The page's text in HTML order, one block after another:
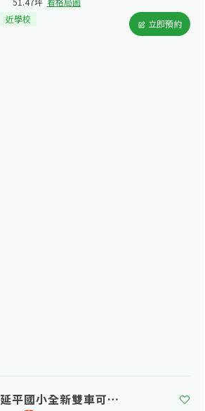
近學校 立即預約
延平國小全新雙車可孝親透天